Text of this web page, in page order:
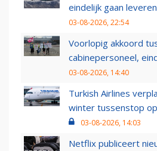
eindelijk gaan leveren
03-08-2026, 22:54
Voorlopig akkoord
cabinepersoneel,
03-08-2026, 14:40
Turkish Airlines
winter tussenstop
03-08-2026, 14:03
Netflix publiceert